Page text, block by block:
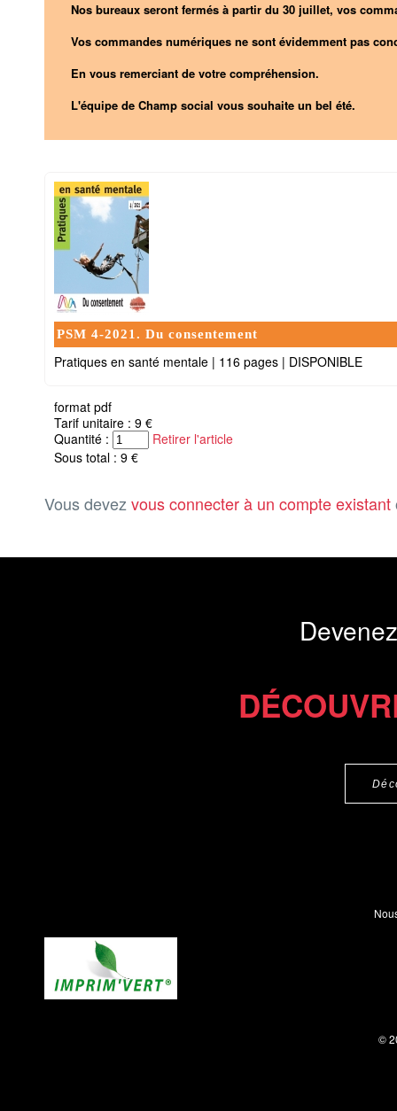
Nos bureaux seront fermés à partir du 30 juillet, vos
Vos commandes numériques ne sont évidemment pas
En vous remerciant de votre compréhension.
L'équipe de Champ social vous souhaite un bel été.
PSM 4-2021. Du consentement
Pratiques en santé mentale | 116 pages | DISPONIBLE
format pdf
Tarif unitaire : 9 €
Quantité :
Retirer l'article
Sous total : 9 €
Vous devez vous connecter à un compte existant
©